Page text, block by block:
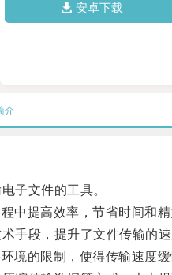
安卓下载
介
子文件的工具。
提高效率，节省时间和精
段，提升了文件传输的速
的限制，使得传输速度缓